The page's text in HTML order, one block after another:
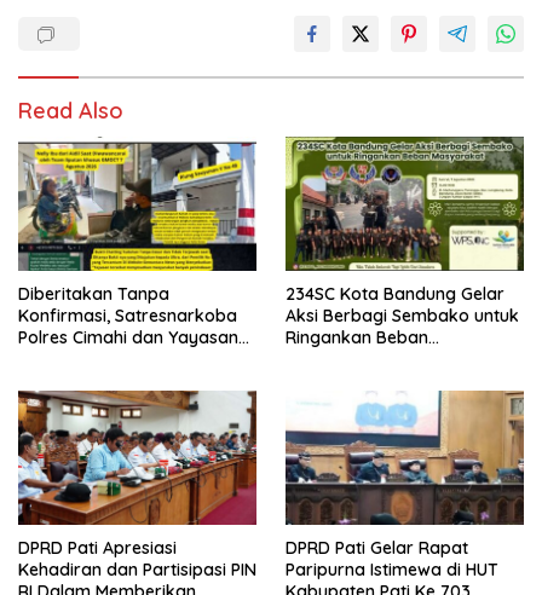
Read Also
Diberitakan Tanpa
Konfirmasi, Satresnarkoba
Polres Cimahi dan Yayasan
234SC Kota Bandung Gelar
Aksi Berbagi Sembako untuk
Ringankan Beban
DPRD Pati Apresiasi
Kehadiran dan Partisipasi PIN
DPRD Pati Gelar Rapat
Paripurna Istimewa di HUT